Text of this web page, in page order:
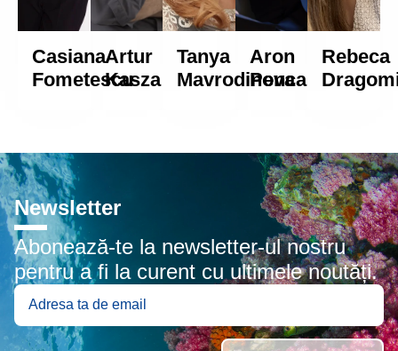
Casiana
Fometescu
Artur
Kasza
Tanya
Mavrodinova
Aron
Penca
Rebeca
Newsletter
Abonează-te la newsletter-ul nostru
pentru a fi la curent cu ultimele noutăți.